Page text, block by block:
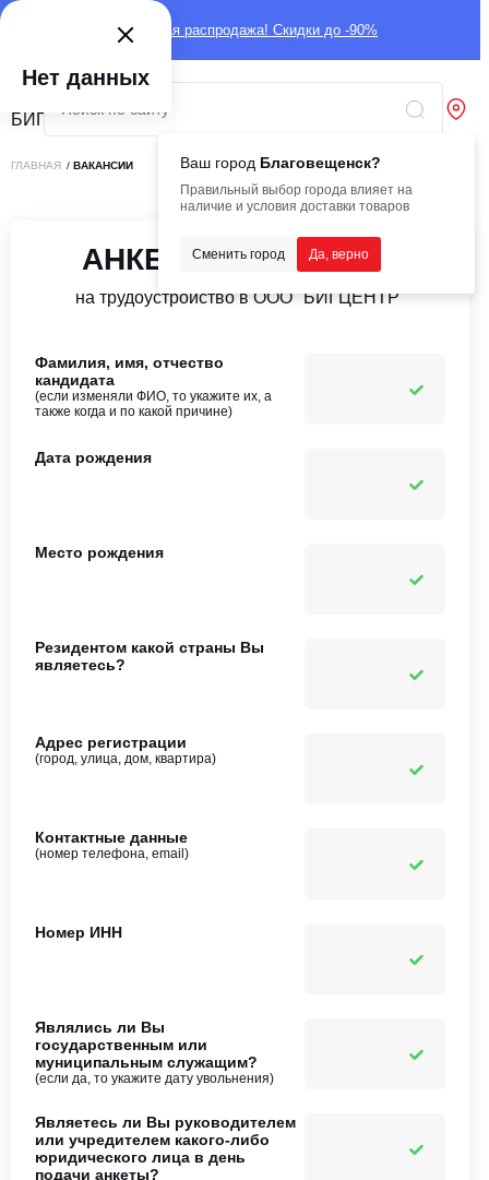
Глобальная распродажа! Скидки до -90%
Ваш город Благовещенск?
Правильный выбор города влияет на
наличие и условия доставки товаров
Сменить город Да, верно
ГЛАВНАЯ / ВАКАНСИИ
АНКЕТА КАНДИДАТА
на трудоустройство в ООО "БИГЦЕНТР"
Фамилия, имя, отчество
кандидата
(если изменяли ФИО, то укажите их, а
также когда и по какой причине)
Дата рождения
Место рождения
Резидентом какой страны Вы
являетесь?
Адрес регистрации
(город, улица, дом, квартира)
Контактные данные
(номер телефона, email)
Номер ИНН
Являлись ли Вы
государственным или
муниципальным служащим?
(если да, то укажите дату увольнения)
Являетесь ли Вы руководителем
или учредителем какого-либо
юридического лица в день
подачи анкеты?
Нет данных